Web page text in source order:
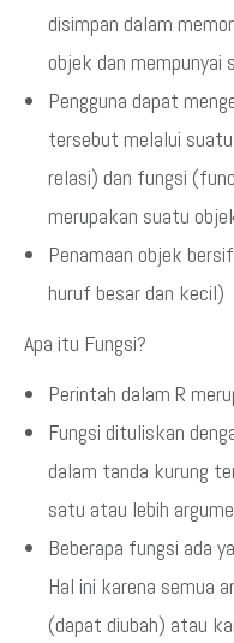
disimpan dalam
objek dan mempunyai
Pengguna dapat
tersebut melalui
relasi) dan fungsi
merupakan suatu
Penamaan objek
huruf besar dan kecil)
Apa itu Fungsi?
Perintah dalam R
Fungsi dituliskan
dalam tanda kurung
satu atau lebih
Beberapa fungsi ada
Hal ini karena semua
(dapat diubah) atau